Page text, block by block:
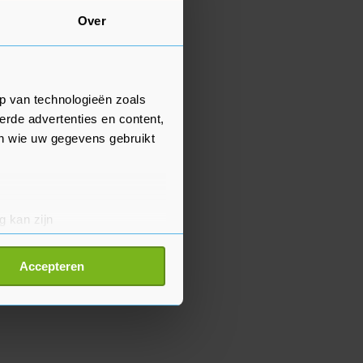
Over
van technologieën zoals
advertenties en content,
wie uw gegevens gebruikt
kan zijn
detailgedeelte
Accepteren